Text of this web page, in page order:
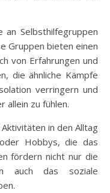
an Selbsthilfegruppen
Gruppen bieten einen
von Erfahrungen und
die ähnliche Kämpfe
verringern und
allein zu fühlen.
in den Alltag
Hobbys, die das
fördern nicht nur die
auch das soziale